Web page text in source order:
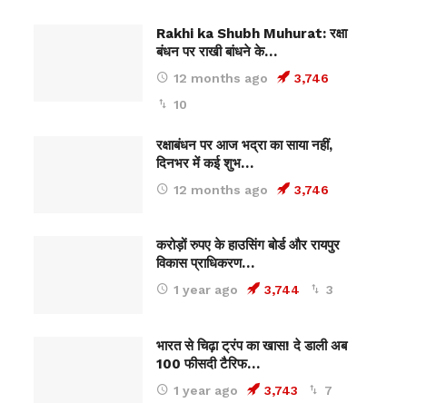
Rakhi ka Shubh Muhurat: रक्षा
बंधन पर राखी बांधने के…
12 months ago
3,746
10
रक्षाबंधन पर आज भद्रा का साया नहीं,
दिनभर में कई शुभ…
12 months ago 3,746
करोड़ों रुपए के हाउसिंग बोर्ड और रायपुर
विकास प्राधिकरण…
1 year ago 3,744 3
भारत से चिढ़ा ट्रंप का खास! दे डाली अब
100 फीसदी टैरिफ…
1 year ago 3,743 7